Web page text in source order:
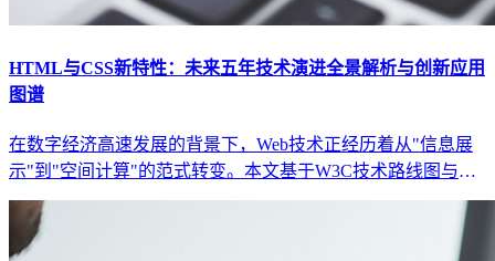
HTML与CSS新特性：未来五年技术演进全景解析与创新应用
图谱
在数字经济高速发展的背景下，Web技术正经历着从"信息展
示"到"空间计算"的范式转变。本文基于W3C技术路线图与行
业实践，深度剖析HTML5与CSS3的核心演进方向，揭示未来
五年将重塑数字体验的关键技术突破与应用场景。